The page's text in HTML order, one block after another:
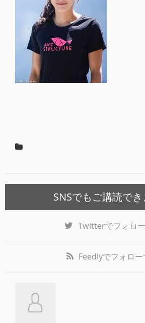
SNSでもご購読でき
Twitterでフォロ
Feedlyでフォロー